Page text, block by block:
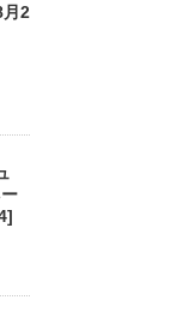
月2